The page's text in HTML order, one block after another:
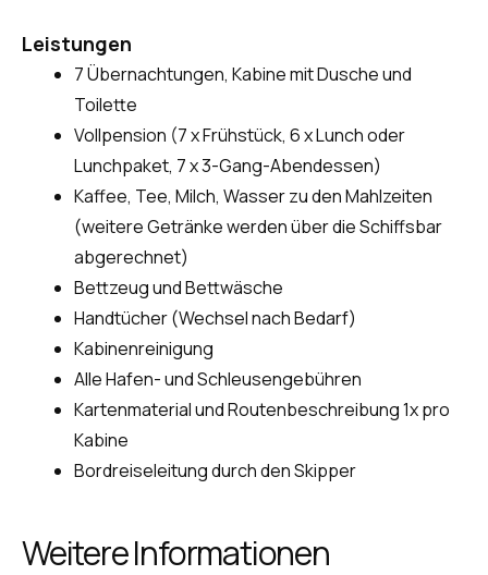
Leistungen
7 Übernachtungen, Kabine mit Dusche und
Toilette
Vollpension (7 x Frühstück, 6 x Lunch oder
Lunchpaket, 7 x 3-Gang-Abendessen)
Kaffee, Tee, Milch, Wasser zu den Mahlzeiten
(weitere Getränke werden über die Schiffsbar
abgerechnet)
Bettzeug und Bettwäsche
Handtücher (Wechsel nach Bedarf)
Kabinenreinigung
Alle Hafen- und Schleusengebühren
Kartenmaterial und Routenbeschreibung 1x pro
Kabine
Bordreiseleitung durch den Skipper
Weitere Informationen